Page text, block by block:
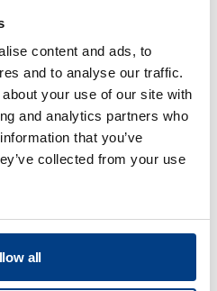
content and ads, to
and to analyse our traffic.
your use of our site with
and analytics partners who
that you’ve
collected from your use
all